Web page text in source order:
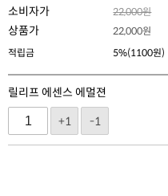
소비자가 22,000원
상품가 22,000원
적립금
5%(1100원)
릴리프 에센스 에멀젼
+1
-1